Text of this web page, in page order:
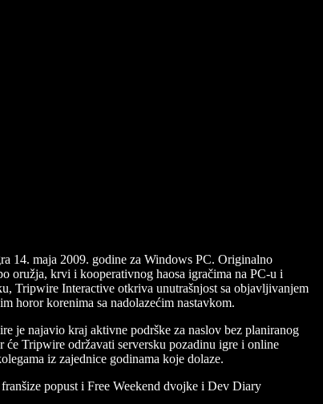
14. maja 2009. godine za Windows PC. Originalno
oružja, krvi i kooperativnog haosa igračima na PC-u i
Tripwire Interactive otkriva unutrašnjost sa objavljivanjem
horor korenima sa nadolazećim nastavkom.
je najavio kraj aktivne podrške za naslov bez planiranog
Tripwire održavati serversku pozadinu igre i online
iz zajednice godinama koje dolaze.